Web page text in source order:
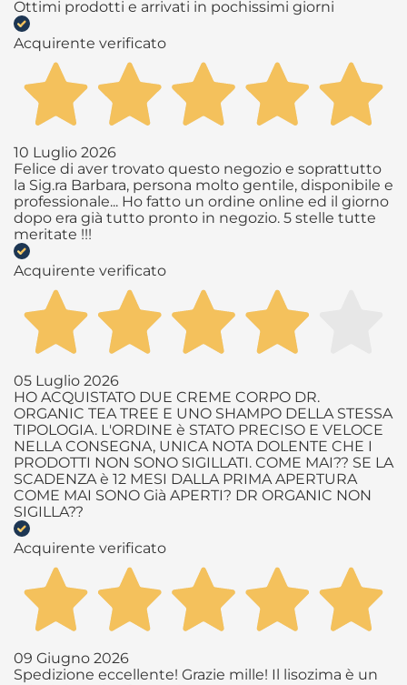
Ottimi prodotti e arrivati in pochissimi giorni
Acquirente verificato
10 Luglio 2026
Felice di aver trovato questo negozio e soprattutto
la Sig.ra Barbara, persona molto gentile, disponibile e
professionale... Ho fatto un ordine online ed il giorno
dopo era già tutto pronto in negozio. 5 stelle tutte
meritate !!!
Acquirente verificato
05 Luglio 2026
HO ACQUISTATO DUE CREME CORPO DR.
ORGANIC TEA TREE E UNO SHAMPO DELLA STESSA
TIPOLOGIA. L'ORDINE è STATO PRECISO E VELOCE
NELLA CONSEGNA, UNICA NOTA DOLENTE CHE I
PRODOTTI NON SONO SIGILLATI. COME MAI?? SE LA
SCADENZA è 12 MESI DALLA PRIMA APERTURA
COME MAI SONO Già APERTI? DR ORGANIC NON
SIGILLA??
Acquirente verificato
09 Giugno 2026
Spedizione eccellente! Grazie mille! Il lisozima è un